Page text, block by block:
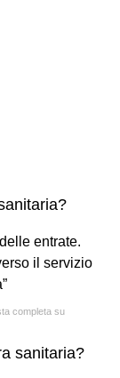
entrate.
il servizio
completa su
sanitaria?